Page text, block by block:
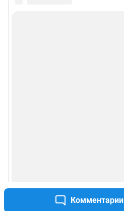
Комментарии